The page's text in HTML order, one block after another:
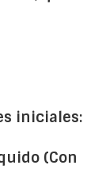
iniciales:
(Con